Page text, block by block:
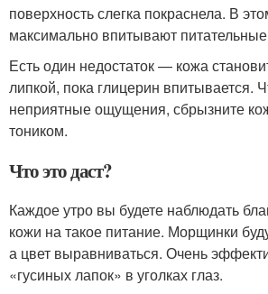
поверхность слегка покраснела. В
максимально впитывают
Есть один недостаток — кожа
липкой, пока глицерин впитывается.
неприятные ощущения, сбрызните
тоником.
Что это даст?
Каждое утро вы будете наблюдать
кожи на такое питание. Морщинки
а цвет выравниваться. Очень
«гусиных лапок» в уголках глаз.